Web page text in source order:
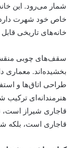
شمار می‌رود. این
خاص خود شهرت
خانه‌های تاریخی
سقف‌های چوبی منقش
بخشیده‌اند. معماری
طراحی اتاق‌ها و
هنرمندانه‌ای ترکیب
قاجاری شیراز است،
قاجاری است، بلکه